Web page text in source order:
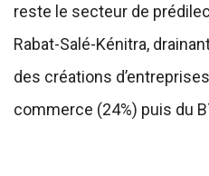
reste le secteur de
Rabat-Salé-Kénitra,
des créations
commerce (24%) puis du